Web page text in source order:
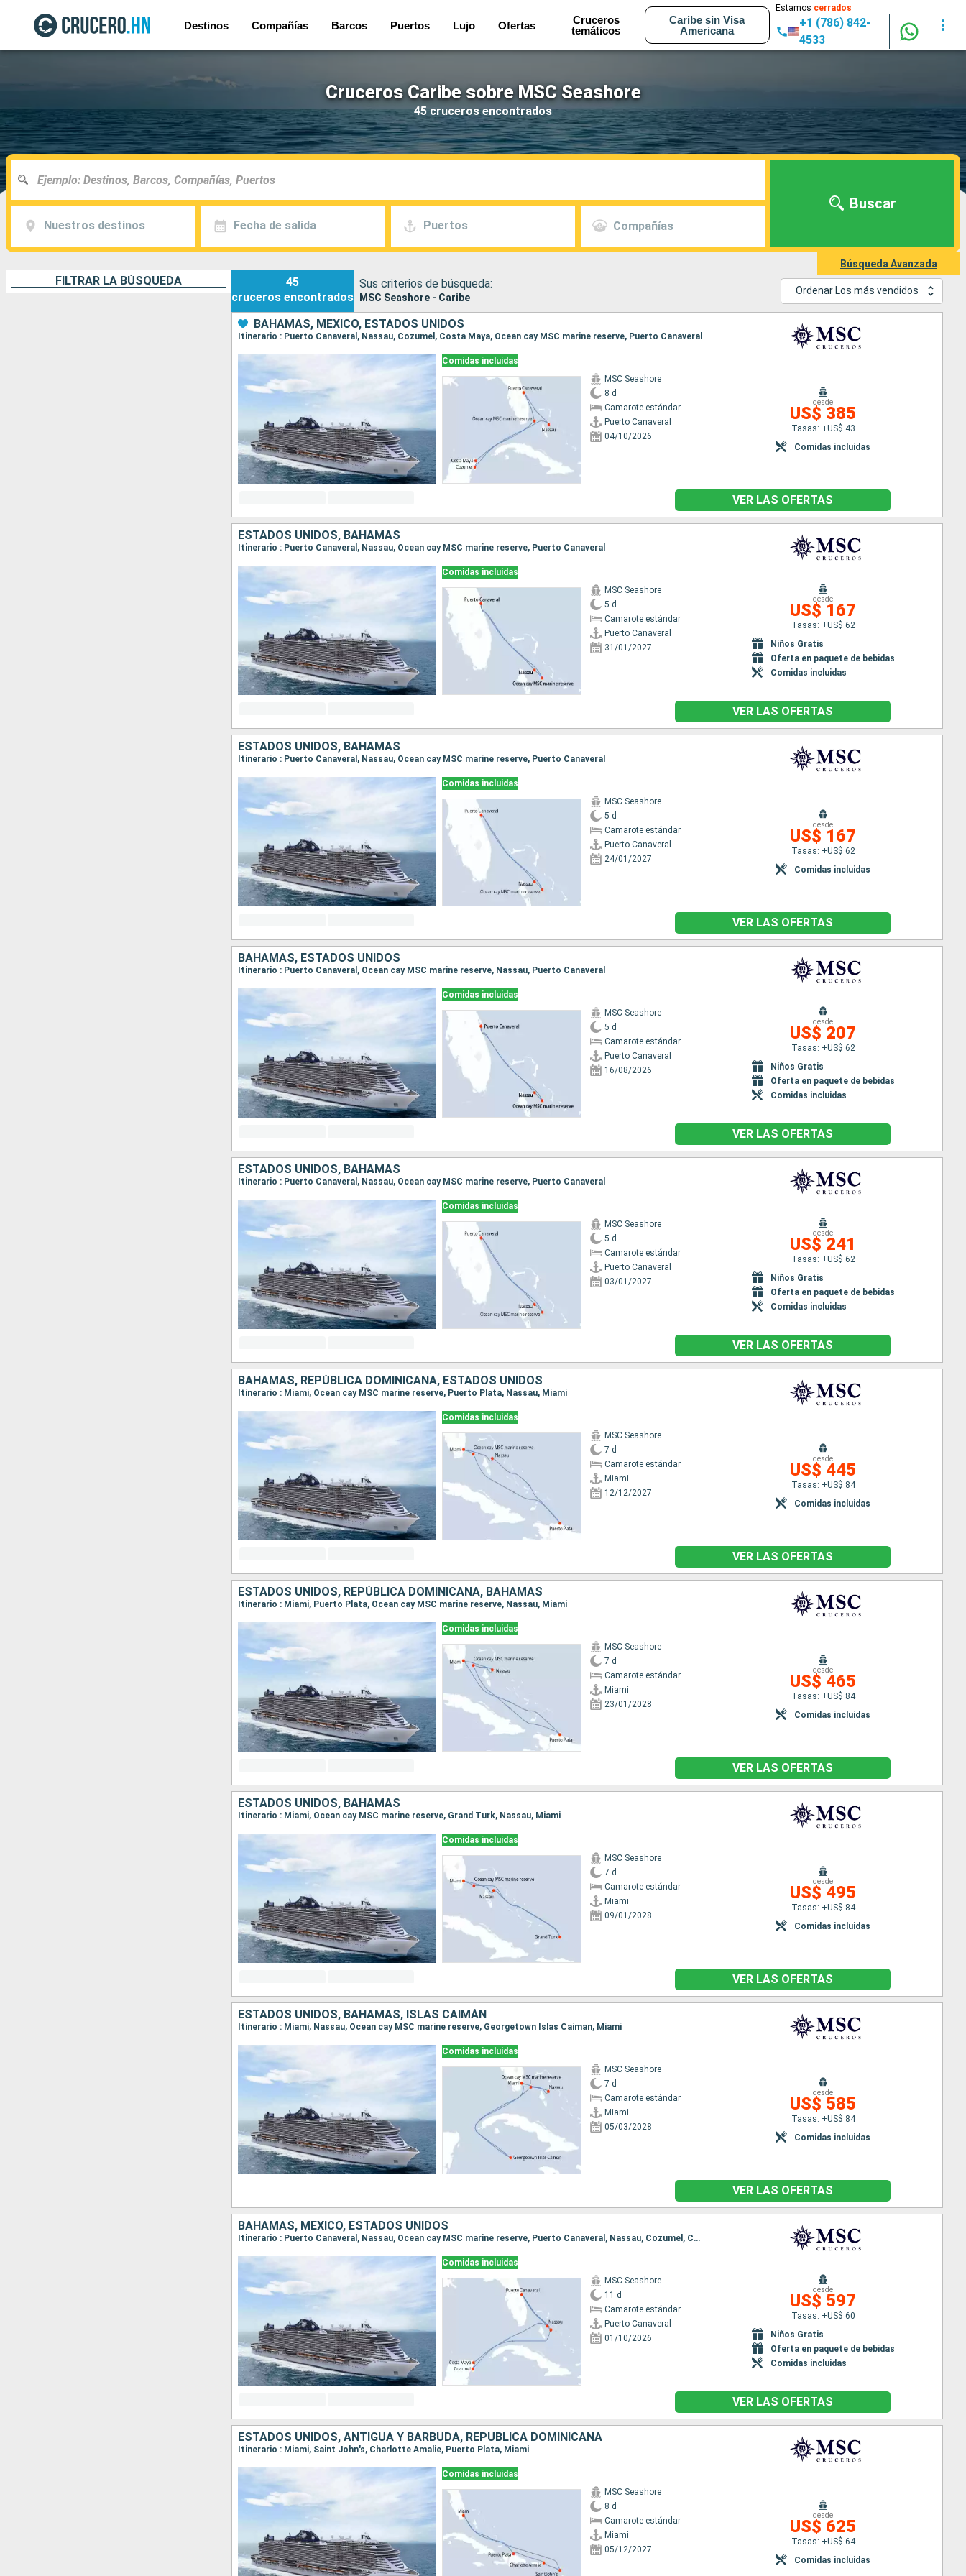
Destinos Compañías Barcos Puertos Lujo Ofertas
Cruceros
temáticos
Caribe sin Visa
Americana
Estamos cerrados
+1 (786) 842-
4533
Cruceros Caribe sobre MSC Seashore
45 cruceros encontrados
Nuestros destinos Fecha de salida Puertos Compañías
Buscar
Búsqueda Avanzada
FILTRAR LA BÚSQUEDA
45
cruceros encontrados
Sus criterios de búsqueda:
MSC Seashore - Caribe
Ordenar Los más vendidos
BAHAMAS, MÉXICO, ESTADOS UNIDOS
Itinerario : Puerto Canaveral, Nassau, Cozumel, Costa Maya, Ocean cay MSC marine reserve, Puerto Canaveral
Comidas incluidas
MSC Seashore
8 d
Camarote estándar
Puerto Canaveral
04/10/2026
desde
US$ 385
Tasas: +US$ 43
Comidas incluidas
VER LAS OFERTAS
ESTADOS UNIDOS, BAHAMAS
Itinerario : Puerto Canaveral, Nassau, Ocean cay MSC marine reserve, Puerto Canaveral
Comidas incluidas
MSC Seashore
5 d
Camarote estándar
Puerto Canaveral
31/01/2027
desde
US$ 167
Tasas: +US$ 62
Niños Gratis
Oferta en paquete de bebidas
Comidas incluidas
VER LAS OFERTAS
ESTADOS UNIDOS, BAHAMAS
Itinerario : Puerto Canaveral, Nassau, Ocean cay MSC marine reserve, Puerto Canaveral
Comidas incluidas
MSC Seashore
5 d
Camarote estándar
Puerto Canaveral
24/01/2027
desde
US$ 167
Tasas: +US$ 62
Comidas incluidas
VER LAS OFERTAS
BAHAMAS, ESTADOS UNIDOS
Itinerario : Puerto Canaveral, Ocean cay MSC marine reserve, Nassau, Puerto Canaveral
Comidas incluidas
MSC Seashore
5 d
Camarote estándar
Puerto Canaveral
16/08/2026
desde
US$ 207
Tasas: +US$ 62
Niños Gratis
Oferta en paquete de bebidas
Comidas incluidas
VER LAS OFERTAS
ESTADOS UNIDOS, BAHAMAS
Itinerario : Puerto Canaveral, Nassau, Ocean cay MSC marine reserve, Puerto Canaveral
Comidas incluidas
MSC Seashore
5 d
Camarote estándar
Puerto Canaveral
03/01/2027
desde
US$ 241
Tasas: +US$ 62
Niños Gratis
Oferta en paquete de bebidas
Comidas incluidas
VER LAS OFERTAS
BAHAMAS, REPÚBLICA DOMINICANA, ESTADOS UNIDOS
Itinerario : Miami, Ocean cay MSC marine reserve, Puerto Plata, Nassau, Miami
Comidas incluidas
MSC Seashore
7 d
Camarote estándar
Miami
12/12/2027
desde
US$ 445
Tasas: +US$ 84
Comidas incluidas
VER LAS OFERTAS
ESTADOS UNIDOS, REPÚBLICA DOMINICANA, BAHAMAS
Itinerario : Miami, Puerto Plata, Ocean cay MSC marine reserve, Nassau, Miami
Comidas incluidas
MSC Seashore
7 d
Camarote estándar
Miami
23/01/2028
desde
US$ 465
Tasas: +US$ 84
Comidas incluidas
VER LAS OFERTAS
ESTADOS UNIDOS, BAHAMAS
Itinerario : Miami, Ocean cay MSC marine reserve, Grand Turk, Nassau, Miami
Comidas incluidas
MSC Seashore
7 d
Camarote estándar
Miami
09/01/2028
desde
US$ 495
Tasas: +US$ 84
Comidas incluidas
VER LAS OFERTAS
ESTADOS UNIDOS, BAHAMAS, ISLAS CAIMÁN
Itinerario : Miami, Nassau, Ocean cay MSC marine reserve, Georgetown Islas Caiman, Miami
Comidas incluidas
MSC Seashore
7 d
Camarote estándar
Miami
05/03/2028
desde
US$ 585
Tasas: +US$ 84
Comidas incluidas
VER LAS OFERTAS
BAHAMAS, MÉXICO, ESTADOS UNIDOS
Itinerario : Puerto Canaveral, Nassau, Ocean cay MSC marine reserve, Puerto Canaveral, Nassau, Cozumel, Costa Maya, Ocean cay MSC marine reserve, Puerto Canaveral
Comidas incluidas
MSC Seashore
11 d
Camarote estándar
Puerto Canaveral
01/10/2026
desde
US$ 597
Tasas: +US$ 60
Niños Gratis
Oferta en paquete de bebidas
Comidas incluidas
VER LAS OFERTAS
ESTADOS UNIDOS, ANTIGUA Y BARBUDA, REPÚBLICA DOMINICANA
Itinerario : Miami, Saint John's, Charlotte Amalie, Puerto Plata, Miami
Comidas incluidas
MSC Seashore
8 d
Camarote estándar
Miami
05/12/2027
desde
US$ 625
Tasas: +US$ 64
Comidas incluidas